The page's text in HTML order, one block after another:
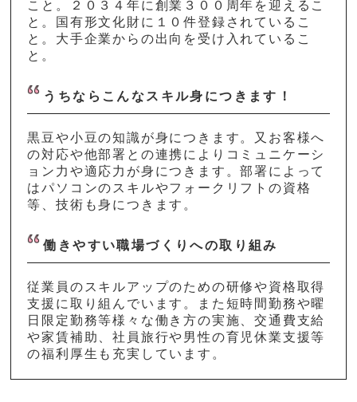
こと。２０３４年に創業３００周年を迎えるこ
と。国有形文化財に１０件登録されているこ
と。大手企業からの出向を受け入れているこ
と。
うちならこんなスキル身につきます！
黒豆や小豆の知識が身につきます。又お客様へ
の対応や他部署との連携によりコミュニケーシ
ョン力や適応力が身につきます。部署によって
はパソコンのスキルやフォークリフトの資格
等、技術も身につきます。
働きやすい職場づくりへの取り組み
従業員のスキルアップのための研修や資格取得
支援に取り組んでいます。また短時間勤務や曜
日限定勤務等様々な働き方の実施、交通費支給
や家賃補助、社員旅行や男性の育児休業支援等
の福利厚生も充実しています。